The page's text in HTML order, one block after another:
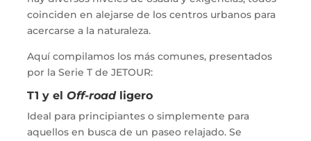
coinciden en alejarse de los centros urbanos para
acercarse a la naturaleza.
Aquí compilamos los más comunes, presentados
por la Serie T de JETOUR:
T1 y elOff-roadligero
Ideal para principiantes o simplemente para
aquellos en busca de un paseo relajado. Se